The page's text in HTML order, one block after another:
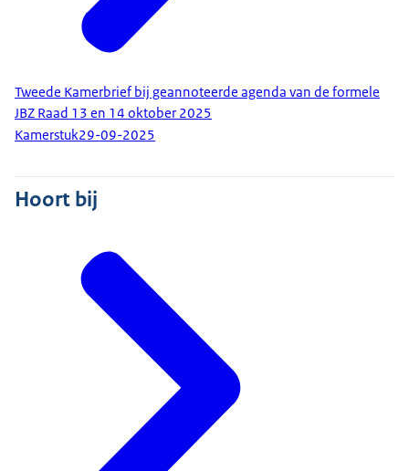
Tweede Kamerbrief bij geannoteerde agenda van de formele
JBZ Raad 13 en 14 oktober 2025
Kamerstuk29-09-2025
Hoort bij